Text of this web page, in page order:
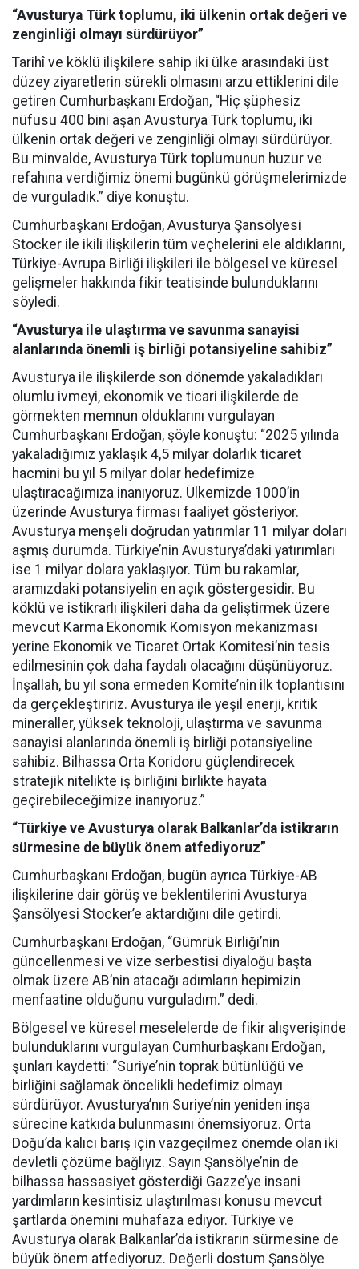
“Avusturya Türk toplumu, iki ülkenin ortak değeri ve
zenginliği olmayı sürdürüyor”
Tarihî ve köklü ilişkilere sahip iki ülke arasındaki üst
düzey ziyaretlerin sürekli olmasını arzu ettiklerini dile
getiren Cumhurbaşkanı Erdoğan, “Hiç şüphesiz
nüfusu 400 bini aşan Avusturya Türk toplumu, iki
ülkenin ortak değeri ve zenginliği olmayı sürdürüyor.
Bu minvalde, Avusturya Türk toplumunun huzur ve
refahına verdiğimiz önemi bugünkü görüşmelerimizde
de vurguladık.” diye konuştu.
Cumhurbaşkanı Erdoğan, Avusturya Şansölyesi
Stocker ile ikili ilişkilerin tüm veçhelerini ele aldıklarını,
Türkiye-Avrupa Birliği ilişkileri ile bölgesel ve küresel
gelişmeler hakkında fikir teatisinde bulunduklarını
söyledi.
“Avusturya ile ulaştırma ve savunma sanayisi
alanlarında önemli iş birliği potansiyeline sahibiz”
Avusturya ile ilişkilerde son dönemde yakaladıkları
olumlu ivmeyi, ekonomik ve ticari ilişkilerde de
görmekten memnun olduklarını vurgulayan
Cumhurbaşkanı Erdoğan, şöyle konuştu: “2025 yılında
yakaladığımız yaklaşık 4,5 milyar dolarlık ticaret
hacmini bu yıl 5 milyar dolar hedefimize
ulaştıracağımıza inanıyoruz. Ülkemizde 1000’in
üzerinde Avusturya firması faaliyet gösteriyor.
Avusturya menşeli doğrudan yatırımlar 11 milyar doları
aşmış durumda. Türkiye’nin Avusturya’daki yatırımları
ise 1 milyar dolara yaklaşıyor. Tüm bu rakamlar,
aramızdaki potansiyelin en açık göstergesidir. Bu
köklü ve istikrarlı ilişkileri daha da geliştirmek üzere
mevcut Karma Ekonomik Komisyon mekanizması
yerine Ekonomik ve Ticaret Ortak Komitesi’nin tesis
edilmesinin çok daha faydalı olacağını düşünüyoruz.
İnşallah, bu yıl sona ermeden Komite’nin ilk toplantısını
da gerçekleştiririz. Avusturya ile yeşil enerji, kritik
mineraller, yüksek teknoloji, ulaştırma ve savunma
sanayisi alanlarında önemli iş birliği potansiyeline
sahibiz. Bilhassa Orta Koridoru güçlendirecek
stratejik nitelikte iş birliğini birlikte hayata
geçirebileceğimize inanıyoruz.”
“Türkiye ve Avusturya olarak Balkanlar’da istikrarın
sürmesine de büyük önem atfediyoruz”
Cumhurbaşkanı Erdoğan, bugün ayrıca Türkiye-AB
ilişkilerine dair görüş ve beklentilerini Avusturya
Şansölyesi Stocker’e aktardığını dile getirdi.
Cumhurbaşkanı Erdoğan, “Gümrük Birliği’nin
güncellenmesi ve vize serbestisi diyaloğu başta
olmak üzere AB’nin atacağı adımların hepimizin
menfaatine olduğunu vurguladım.” dedi.
Bölgesel ve küresel meselelerde de fikir alışverişinde
bulunduklarını vurgulayan Cumhurbaşkanı Erdoğan,
şunları kaydetti: “Suriye’nin toprak bütünlüğü ve
birliğini sağlamak öncelikli hedefimiz olmayı
sürdürüyor. Avusturya’nın Suriye’nin yeniden inşa
sürecine katkıda bulunmasını önemsiyoruz. Orta
Doğu’da kalıcı barış için vazgeçilmez önemde olan iki
devletli çözüme bağlıyız. Sayın Şansölye’nin de
bilhassa hassasiyet gösterdiği Gazze’ye insani
yardımların kesintisiz ulaştırılması konusu mevcut
şartlarda önemini muhafaza ediyor. Türkiye ve
Avusturya olarak Balkanlar’da istikrarın sürmesine de
büyük önem atfediyoruz. Değerli dostum Şansölye